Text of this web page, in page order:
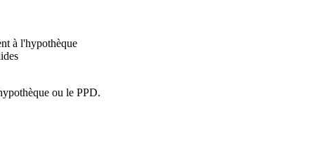
à l'hypothèque
ou le PPD.